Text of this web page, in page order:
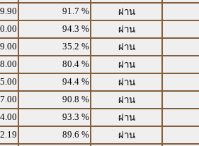
91.7 % ผ่าน
94.3 % ผ่าน
35.2 % ผ่าน
80.4 % ผ่าน
94.4 % ผ่าน
90.8 % ผ่าน
93.3 % ผ่าน
89.6 % ผ่าน